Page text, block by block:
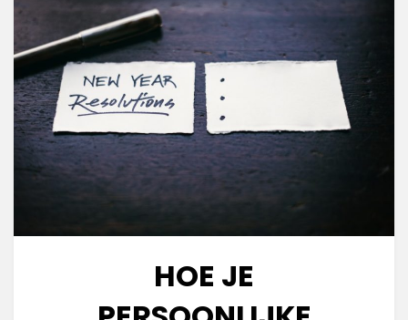
HOE JE